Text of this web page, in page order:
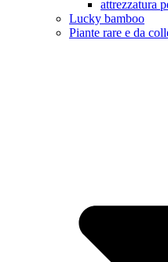
attrezzatura
Lucky bamboo
Piante rare e da